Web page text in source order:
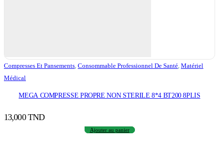
Compresses Et Pansements Consommable Professionnel De Santé Matériel
Médical
MEGA COMPRESSE PROPRE NON STERILE 8*4 BT200 8PLIS
13,000TND
Ajouter au panier